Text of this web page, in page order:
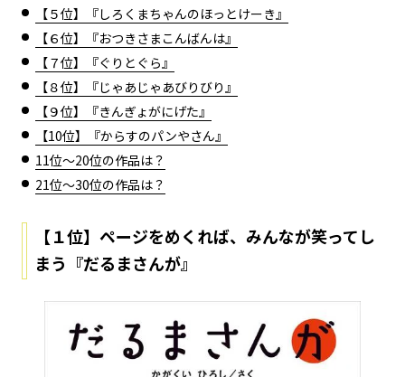
【５位】『しろくまちゃんのほっとけーき』
【６位】『おつきさまこんばんは』
【７位】『ぐりとぐら』
【８位】『じゃあじゃあびりびり』
【９位】『きんぎょがにげた』
【10位】『からすのパンやさん』
11位～20位の作品は？
21位～30位の作品は？
【１位】ページをめくれば、みんなが笑ってし
まう『だるまさんが』